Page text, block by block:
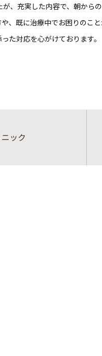
、充実した内容で、朝から
、既に治療中でお困りのこ
た対応を心がけております。
ック